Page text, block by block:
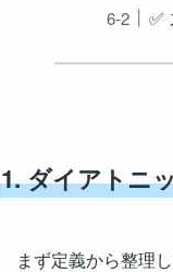
✅
1. ダイアトニ
まず定義から整理